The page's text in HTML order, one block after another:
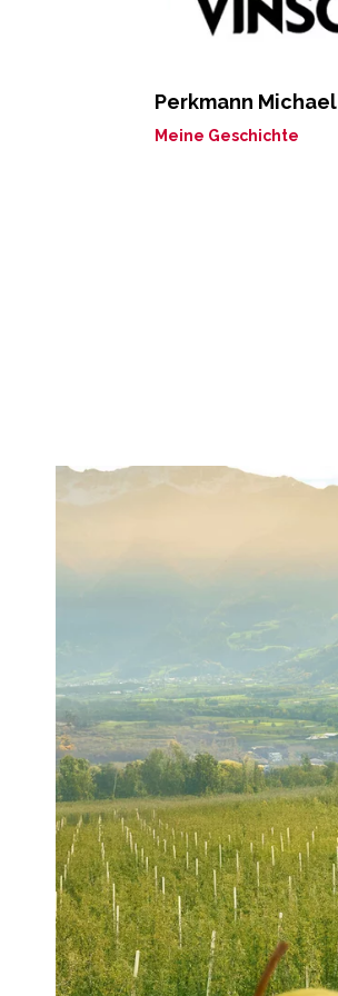
Perkmann Michael
Meine Geschichte